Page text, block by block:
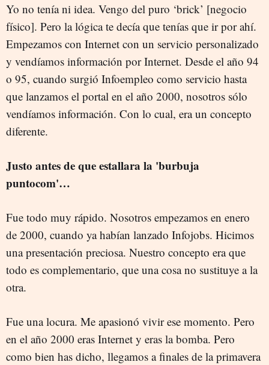
Yo no tenía ni idea. Vengo del puro ‘brick’ [negocio
físico]. Pero la lógica te decía que tenías que ir por ahí.
Empezamos con Internet con un servicio personalizado
y vendíamos información por Internet. Desde el año 94
o 95, cuando surgió Infoempleo como servicio hasta
que lanzamos el portal en el año 2000, nosotros sólo
vendíamos información. Con lo cual, era un concepto
diferente.
Justo antes de que estallara la 'burbuja
puntocom'…
Fue todo muy rápido. Nosotros empezamos en enero
de 2000, cuando ya habían lanzado Infojobs. Hicimos
una presentación preciosa. Nuestro concepto era que
todo es complementario, que una cosa no sustituye a la
otra.
Fue una locura. Me apasionó vivir ese momento. Pero
en el año 2000 eras Internet y eras la bomba. Pero
como bien has dicho, llegamos a finales de la primavera